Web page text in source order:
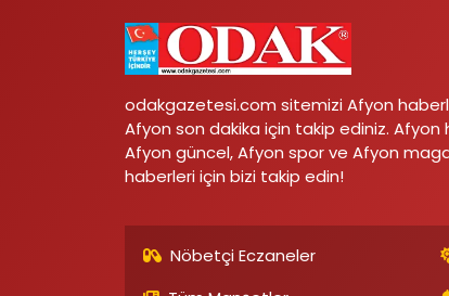
odakgazetesi.com sitemizi Afyon
Afyon son dakika için takip ediniz. Afyon
Afyon güncel, Afyon spor ve Afyon
haberleri için bizi takip edin!
Nöbetçi Eczaneler